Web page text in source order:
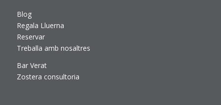
Blog
Regala Lluerna
Reservar
Treballa amb nosaltres
Bar Verat
Zostera consultoria